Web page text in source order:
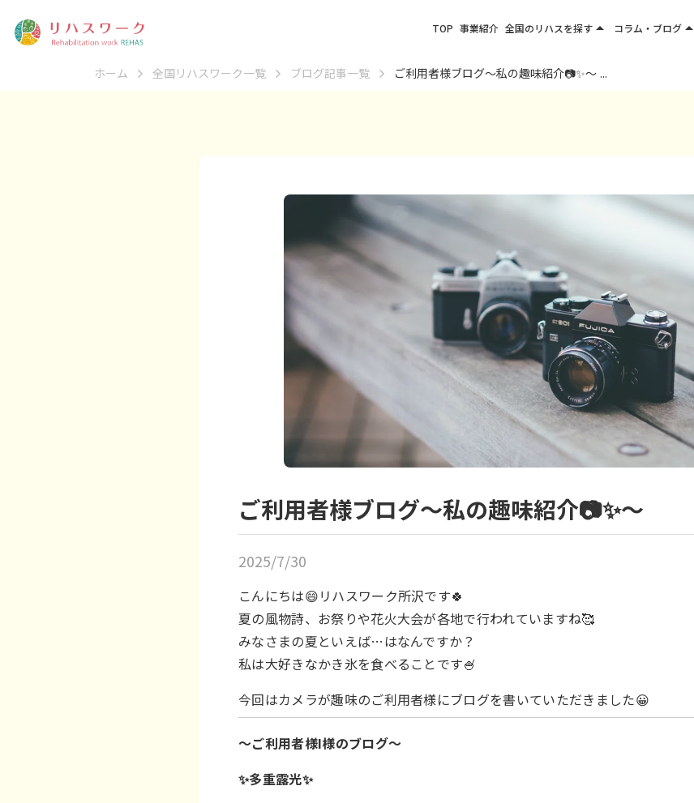
ホーム 全国リハスワーク一覧 ブログ記事一覧 ご利用者様ブログ～私の趣味紹介📷✨～ ...
ご利用者様ブログ～私の趣味紹介📷✨～
2025/7/30
こんにちは😄リハスワーク所沢です🍀
夏の風物詩、お祭りや花火大会が各地で行われていますね🥰
みなさまの夏といえば…はなんですか？
私は大好きなかき氷を食べることです🍧
今回はカメラが趣味のご利用者様にブログを書いていただきました😀
～ご利用者様I様のブログ～
✨多重露光✨
TOP 事業紹介 全国のリハスを探すarrow_drop_up
東北エリア
コラム・ブログarrow_drop_up